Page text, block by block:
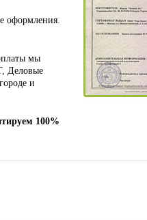
оформления.
мы
Деловые
и
100%